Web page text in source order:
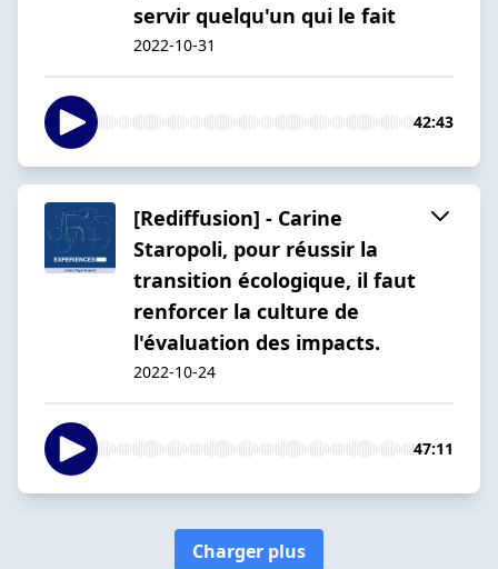
servir quelqu'un qui le fait
2022-10-31
42:43
[Rediffusion] - Carine
Staropoli, pour réussir la
transition écologique, il faut
renforcer la culture de
l'évaluation des impacts.
2022-10-24
47:11
Charger plus